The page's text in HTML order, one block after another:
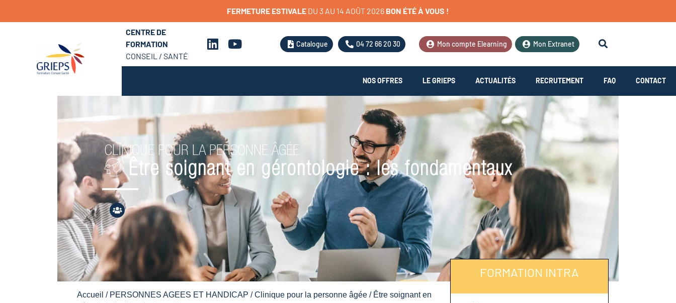
FERMETURE ESTIVALE DU 3 AU 14 AOÛT 2026 BON ÉTÉÀ VOUS !
CENTRE DE
FORMATION
CONSEIL / SANTÉ
Catalogue 04 72 66 20 30 Mon compte Elearning Mon Extranet
NOS OFFRES LE GRIEPS ACTUALITÉS RECRUTEMENT FAQ CONTACT
CLINIQUE POUR LA PERSONNE ÂGÉE
Être soignant en gérontologie : les fondamentaux
Accueil / PERSONNES AGEES ET HANDICAP /Clinique pour la personne âgée / Être soignant en
FORMATION INTRA